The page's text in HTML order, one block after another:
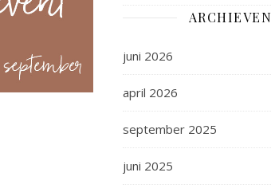
ARCHIEVEN
juni 2026
april 2026
september 2025
juni 2025